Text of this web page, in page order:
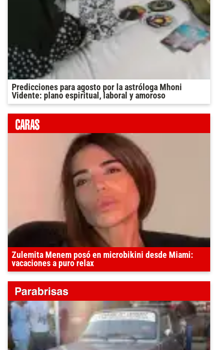
Predicciones para agosto por la astróloga Mhoni
Vidente: plano espiritual, laboral y amoroso
Zulemita Menem posó en microbikini desde Miami:
vacaciones a puro relax